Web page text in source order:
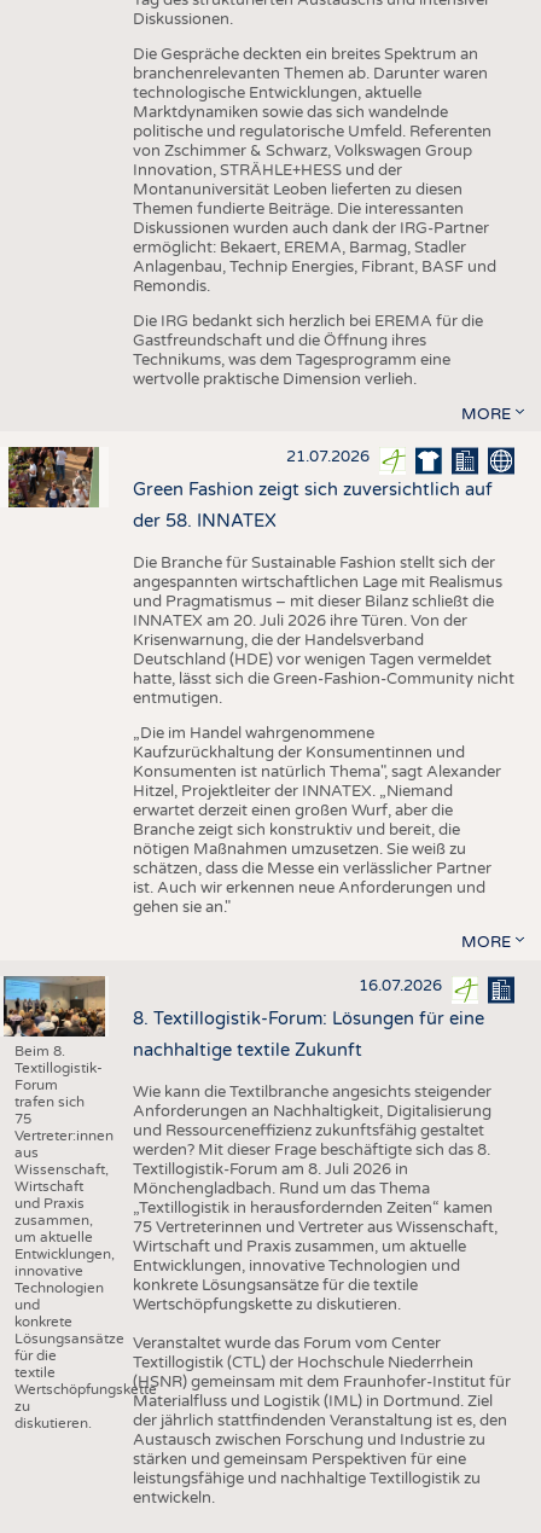
Diskussionen.
Die Gespräche deckten ein breites Spektrum an
branchenrelevanten Themen ab. Darunter waren
technologische Entwicklungen, aktuelle
Marktdynamiken sowie das sich wandelnde
politische und regulatorische Umfeld. Referenten
von Zschimmer & Schwarz, Volkswagen Group
Innovation, STRÄHLE+HESS und der
Montanuniversität Leoben lieferten zu diesen
Themen fundierte Beiträge. Die interessanten
Diskussionen wurden auch dank der IRG-Partner
ermöglicht: Bekaert, EREMA, Barmag, Stadler
Anlagenbau, Technip Energies, Fibrant, BASF und
Remondis.
Die IRG bedankt sich herzlich bei EREMA für die
Gastfreundschaft und die Öffnung ihres
Technikums, was dem Tagesprogramm eine
wertvolle praktische Dimension verlieh.
MORE
21.07.2026
Green Fashion zeigt sich zuversichtlich auf
der 58. INNATEX
Die Branche für Sustainable Fashion stellt sich der
angespannten wirtschaftlichen Lage mit Realismus
und Pragmatismus – mit dieser Bilanz schließt die
INNATEX am 20. Juli 2026 ihre Türen. Von der
Krisenwarnung, die der Handelsverband
Deutschland (HDE) vor wenigen Tagen vermeldet
hatte, lässt sich die Green-Fashion-Community nicht
entmutigen.
„Die im Handel wahrgenommene
Kaufzurückhaltung der Konsumentinnen und
Konsumenten ist natürlich Thema", sagt Alexander
Hitzel, Projektleiter der INNATEX. „Niemand
erwartet derzeit einen großen Wurf, aber die
Branche zeigt sich konstruktiv und bereit, die
nötigen Maßnahmen umzusetzen. Sie weiß zu
schätzen, dass die Messe ein verlässlicher Partner
ist. Auch wir erkennen neue Anforderungen und
gehen sie an."
MORE
Beim 8.
Textillogistik-
Forum
trafen sich
75
Vertreter:innen
aus
Wissenschaft,
Wirtschaft
und Praxis
zusammen,
um aktuelle
Entwicklungen,
innovative
Technologien
und
konkrete
Lösungsansätze
für die
textile
Wertschöpfungskette
zu
diskutieren.
16.07.2026
8. Textillogistik-Forum: Lösungen für eine
nachhaltige textile Zukunft
Wie kann die Textilbranche angesichts steigender
Anforderungen an Nachhaltigkeit, Digitalisierung
und Ressourceneffizienz zukunftsfähig gestaltet
werden? Mit dieser Frage beschäftigte sich das 8.
Textillogistik-Forum am 8. Juli 2026 in
Mönchengladbach. Rund um das Thema
„Textillogistik in herausfordernden Zeiten“ kamen
75 Vertreterinnen und Vertreter aus Wissenschaft,
Wirtschaft und Praxis zusammen, um aktuelle
Entwicklungen, innovative Technologien und
konkrete Lösungsansätze für die textile
Wertschöpfungskette zu diskutieren.
Veranstaltet wurde das Forum vom Center
Textillogistik (CTL) der Hochschule Niederrhein
(HSNR) gemeinsam mit dem Fraunhofer-Institut für
Materialfluss und Logistik (IML) in Dortmund. Ziel
der jährlich stattfindenden Veranstaltung ist es, den
Austausch zwischen Forschung und Industrie zu
stärken und gemeinsam Perspektiven für eine
leistungsfähige und nachhaltige Textillogistik zu
entwickeln.